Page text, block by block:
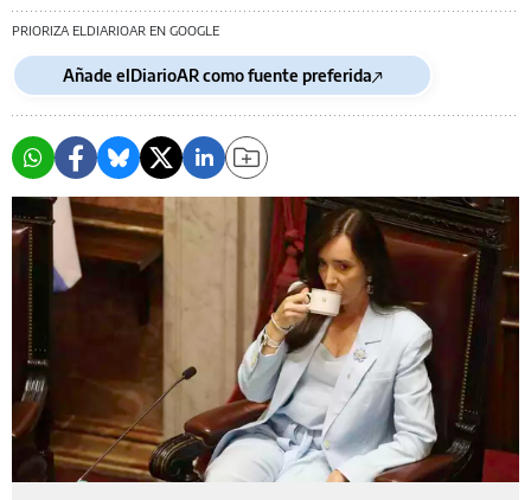
PRIORIZA ELDIARIOAR EN GOOGLE
Añade elDiarioAR como fuente preferida